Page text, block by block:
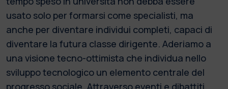
usato solo per formarsi come specialisti, ma
anche per diventare individui completi, capaci di
diventare la futura classe dirigente. Aderiamo a
una visione tecno-ottimista che individua nello
sviluppo tecnologico un elemento centrale del
progresso sociale. Attraverso eventi e dibattiti